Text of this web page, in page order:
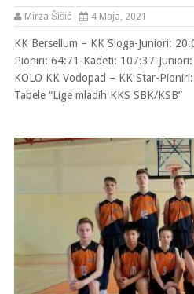
Mirza Šišić 4 Maja, 2021
KK Bersellum – KK Sloga-Juniori:
Pioniri: 64:71-Kadeti: 107:37-
KOLO KK Vodopad – KK Star-
Tabele “Lige mladih KKS SBK/KSB”